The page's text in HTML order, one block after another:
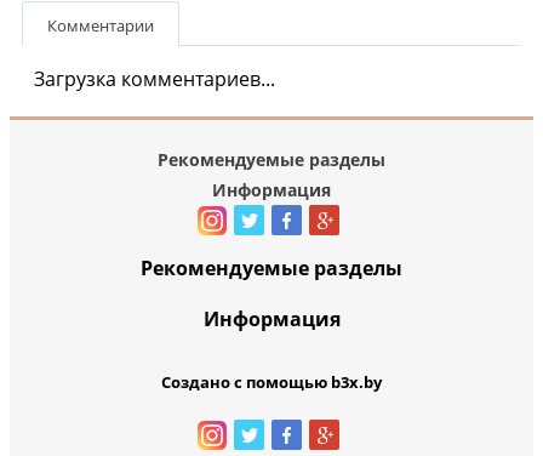
Комментарии
Загрузка комментариев...
Рекомендуемые разделы
Информация
Рекомендуемые разделы
Информация
Создано с помощью b3x.by